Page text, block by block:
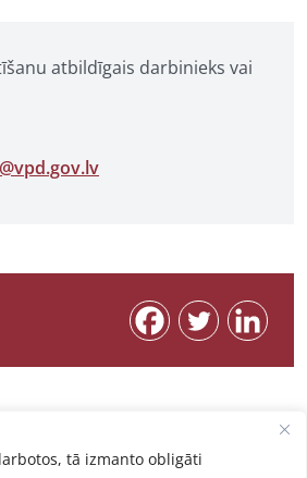
tā izmanto obligāti
atbildīgais darbinieks vai
atjaunota 07.08.2026